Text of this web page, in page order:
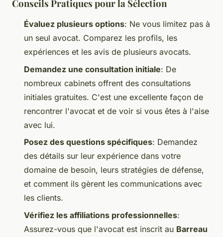
Conseils Pratiques pour la Sélection
Évaluez plusieurs options: Ne vous limitez pas à
un seul avocat. Comparez les profils, les
expériences et les avis de plusieurs avocats.
Demandez une consultation initiale: De
nombreux cabinets offrent des consultations
initiales gratuites. C'est une excellente façon de
rencontrer l'avocat et de voir si vous êtes à l'aise
avec lui.
Posez des questions spécifiques: Demandez
des détails sur leur expérience dans votre
domaine de besoin, leurs stratégies de défense,
et comment ils gèrent les communications avec
les clients.
Vérifiez les affiliations professionnelles:
Assurez-vous que l'avocat est inscrit au Barreau